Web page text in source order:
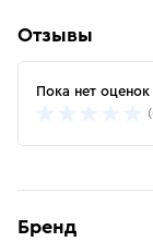
Отзывы
Пока нет оценок
Бренд